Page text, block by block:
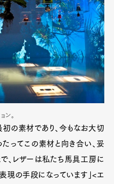
ン。
初の素材であり、今もなお大切
ってこの素材と向き合い、妥
、レザーは私たち馬具工房に
現の手段になっています」<エ